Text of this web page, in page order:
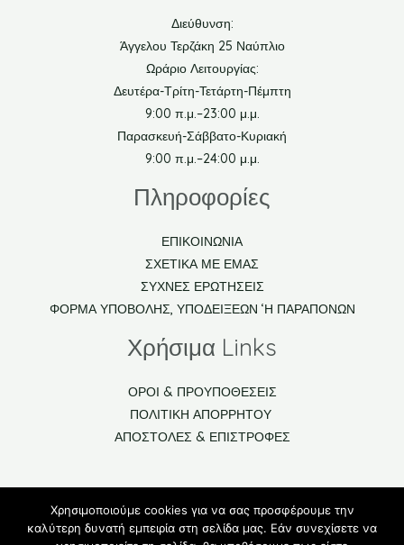
Διεύθυνση:
Άγγελου Τερζάκη 25 Ναύπλιο
Ωράριο Λειτουργίας:
Δευτέρα-Τρίτη-Τετάρτη-Πέμπτη
9:00 π.μ.–23:00 μ.μ.
Παρασκευή-Σάββατο-Κυριακή
9:00 π.μ.–24:00 μ.μ.
Πληροφορίες
ΕΠΙΚΟΙΝΩΝΙΑ
ΣΧΕΤΙΚΑ ΜΕ ΕΜΑΣ
ΣΥΧΝΕΣ ΕΡΩΤΗΣΕΙΣ
ΦΟΡΜΑ ΥΠΟΒΟΛΗΣ, ΥΠΟΔΕΙΞΕΩΝ ‘Η ΠΑΡΑΠΟΝΩΝ
Χρήσιμα Links
ΟΡΟΙ & ΠΡΟΥΠΟΘΕΣΕΙΣ
ΠΟΛΙΤΙΚΗ ΑΠΟΡΡΗΤΟΥ
ΑΠΟΣΤΟΛΕΣ & ΕΠΙΣΤΡΟΦΕΣ
Δείτε το βίντεο βοήθειας χρήσης του ηλεκτρονικού μας
καταστήματος
Χρησιμοποιούμε cookies για να σας προσφέρουμε την
καλύτερη δυνατή εμπειρία στη σελίδα μας. Εάν συνεχίσετε να